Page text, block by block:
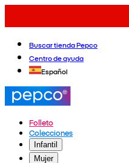
Buscar tienda Pepco
Centro de ayuda
Español
Folleto
Colecciones
Infantil
Mujer